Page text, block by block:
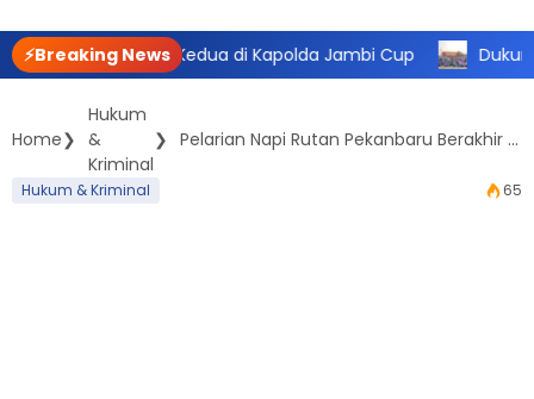
⚡Breaking News
Kedua di Kapolda Jambi Cup Dukung Olahraga
Home
Hukum
&
Kriminal
Pelarian Napi Rutan Pekanbaru Berakhir Tragis di Rumbai, Tertangkap Warga Akibat Tergoda Aroma Rendang Kurban
Hukum & Kriminal 65